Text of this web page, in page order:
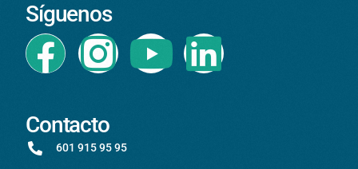
Síguenos
Contacto
601 915 95 95